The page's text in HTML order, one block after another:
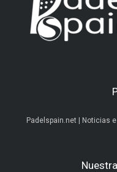
Padelspain.net | Noticias